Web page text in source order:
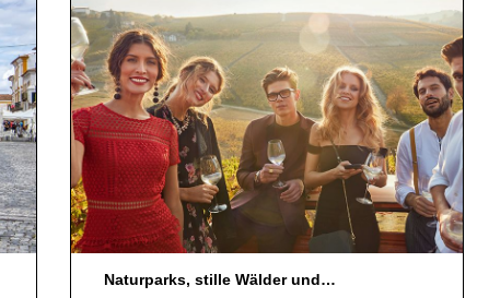
Naturparks, stille Wälder und…